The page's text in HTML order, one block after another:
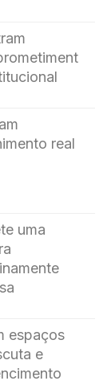
real
uma
espaços
e